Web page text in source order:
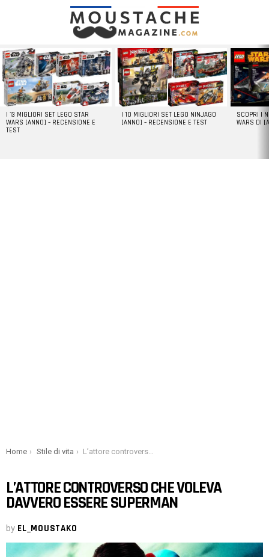
LATEST
STORIES
I 13 MIGLIORI SET LEGO STAR
WARS [ANNO] – RECENSIONE E
TEST
I 10 MIGLIORI SET LEGO NINJAGO
[ANNO] – RECENSIONE E TEST
SCOPRI I
WARS DI
You are here:
Home Stile di vita L’attore controverso che voleva davvero essere Superman
L’ATTORE CONTROVERSO CHE VOLEVA
DAVVERO ESSERE SUPERMAN
by EL_MOUSTAKO